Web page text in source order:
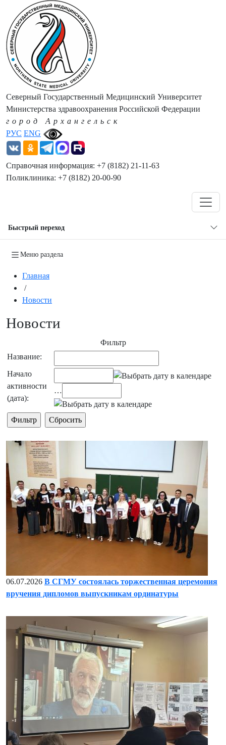
РУС ENG
Северный Государственный Медицинский Университет
Министерства здравоохранения Российской Федерации
город Архангельск
Справочная информация: +7 (8182) 21-11-63
Поликлиника: +7 (8182) 20-00-90
Быстрый переход
Меню раздела
Главная
/
Новости
Новости
Фильтр
Название:
Начало
активности
(дата):
…
06.07.2026 В СГМУ состоялась торжественная церемония
вручения дипломов выпускникам ординатуры